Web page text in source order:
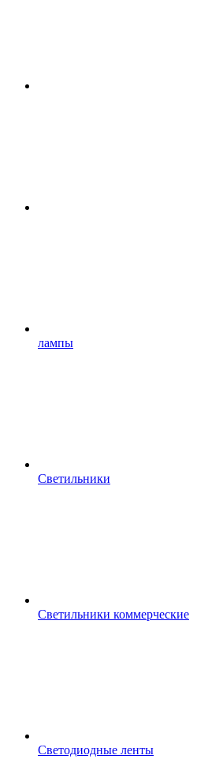
лампы
Светильники
Светильники коммерческие
Светодиодные ленты